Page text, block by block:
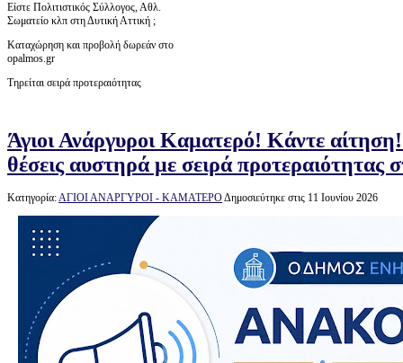
Είστε Πολιτιστικός Σύλλογος, Αθλ.
Σωματείο κλπ στη Δυτική Αττική ;
Καταχώρηση και προβολή δωρεάν στο
opalmos.gr
Τηρείται σειρά προτεραιότητας
Άγιοι Ανάργυροι Καματερό! Κάντε
θέσεις αυστηρά με σειρά
Κατηγορία:ΑΓΙΟΙ ΑΝΑΡΓΥΡΟΙ - ΚΑΜΑΤΕΡΟΔημοσιεύτηκε στις 11 Ιουνίου 2026